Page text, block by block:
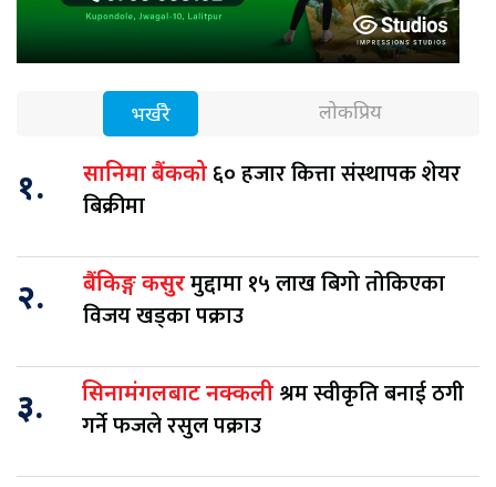
भर्खरै लोकप्रिय
१. सानिमा बैंकको ६० हजार कित्ता संस्थापक शेयर
बिक्रीमा
२. बैंकिङ्ग कसुरमुद्दामा १५ लाख बिगो तोकिएका
विजय खड्का पक्राउ
३. सिनामंगलबाट नक्कलीश्रम स्वीकृति बनाई ठगी
गर्ने फजले रसुल पक्राउ